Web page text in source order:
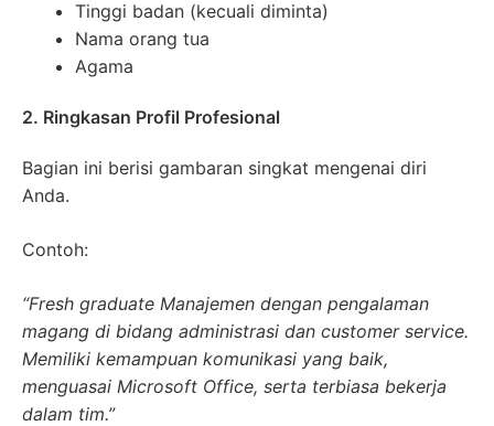
Tinggi badan (kecuali diminta)
Nama orang tua
Agama
2. Ringkasan Profil Profesional
Bagian ini berisi gambaran singkat mengenai diri
Anda.
Contoh:
“Fresh graduate Manajemen dengan pengalaman
magang di bidang administrasi dan customer service.
Memiliki kemampuan komunikasi yang baik,
menguasai Microsoft Office, serta terbiasa bekerja
dalam tim.”